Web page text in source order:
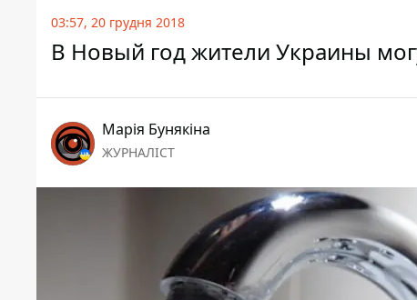
03:57, 20 грудня 2018
В Новый год жители Украины
Марія Бунякіна
ЖУРНАЛІСТ